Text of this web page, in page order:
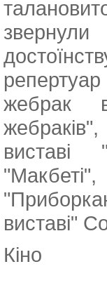
жебрак
виставі"
Кіно